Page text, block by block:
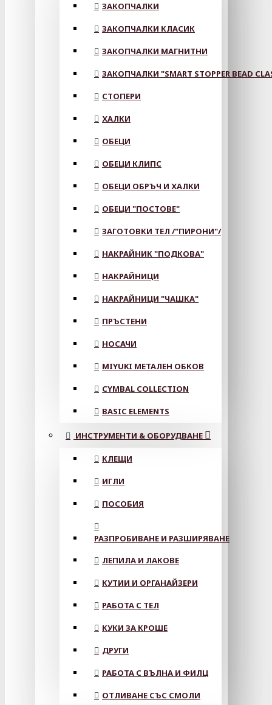
ЗАКОПЧАЛКИ
ЗАКОПЧАЛКИ КЛАСИК
ЗАКОПЧАЛКИ МАГНИТНИ
ЗАКОПЧАЛКИ "SMART STOPPER BEAD
СТОПЕРИ
ХАЛКИ
ОБЕЦИ
ОБЕЦИ КЛИПС
ОБЕЦИ ОБРЪЧ И ХАЛКИ
ОБЕЦИ "ПОСТОВЕ"
ЗАГОТОВКИ ТЕЛ /"ПИРОНИ"/
НАКРАЙНИК "ПОДКОВА"
НАКРАЙНИЦИ
НАКРАЙНИЦИ "ЧАШКА"
ПРЪСТЕНИ
НОСАЧИ
MIYUKI МЕТАЛЕН ОБКОВ
CYMBAL COLLECTION
BASIC ELEMENTS
ИНСТРУМЕНТИ & ОБОРУДВАНЕ
КЛЕЩИ
ИГЛИ
ПОСОБИЯ
РАЗПРОБИВАНЕ И РАЗШИРЯВАНЕ
ЛЕПИЛА И ЛАКОВЕ
КУТИИ И ОРГАНАЙЗЕРИ
РАБОТА С ТЕЛ
КУКИ ЗА КРОШЕ
ДРУГИ
РАБОТА С ВЪЛНА И ФИЛЦ
ОТЛИВАНЕ СЪС СМОЛИ